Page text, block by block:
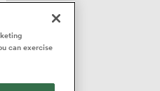
can exercise